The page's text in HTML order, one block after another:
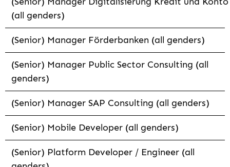
(all genders)
(Senior) Manager Förderbanken (all genders)
(Senior) Manager Public Sector Consulting (all
genders)
(Senior) Manager SAP Consulting (all genders)
(Senior) Mobile Developer (all genders)
(Senior) Platform Developer / Engineer (all